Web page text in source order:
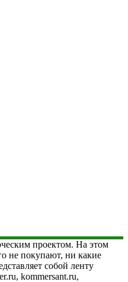
проектом. На этом
не покупают, ни какие
собой ленту
kommersant.ru,